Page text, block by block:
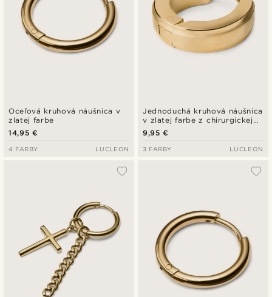
Oceľová kruhová náušnica v
zlatej farbe
14,95 €
4 FARBY LUCLEON
Jednoduchá kruhová náušnica
v zlatej farbe z chirurgickej
ocele
9,95 €
3 FARBY LUCLEON